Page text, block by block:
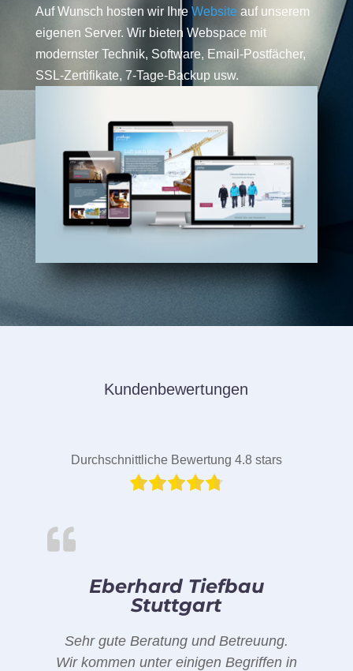
Auf Wunsch hosten wir Ihre Website auf unserem
eigenen Server. Wir bieten Webspace mit
modernster Technik, Software, Email-Postfächer,
SSL-Zertifikate, 7-Tage-Backup usw.
Kundenbewertungen
Durchschnittliche Bewertung 4.8 stars
Eberhard Tiefbau
Stuttgart
Sehr gute Beratung und Betreuung.
Wir kommen unter einigen Begriffen in